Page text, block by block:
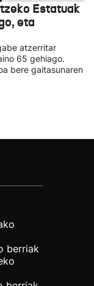
Estatuak
eta
atzerritar
65 gehiago.
bere gaitasunaren
berriak